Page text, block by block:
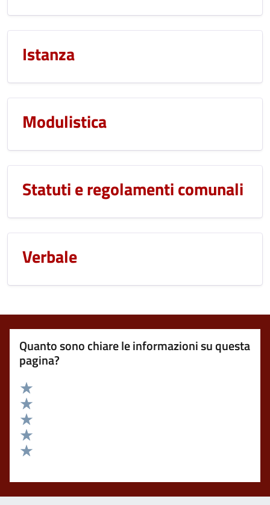
Istanza
Modulistica
Statuti e regolamenti comunali
Verbale
Quanto sono chiare le informazioni su questa
pagina?
Valuta 5 stelle su 5
Valuta 4 stelle su 5
Valuta 3 stelle su 5
Valuta 2 stelle su 5